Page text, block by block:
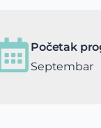
Početak
Septembar